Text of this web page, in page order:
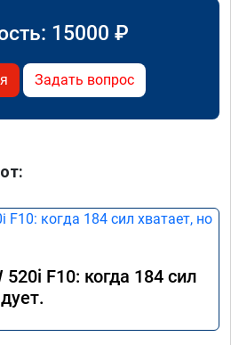
15000 ₽
Задать вопрос
F10: когда 184 сил